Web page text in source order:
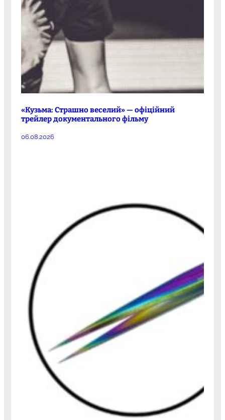
«Кузьма: Страшно веселий» — офіційний
трейлер документального фільму
06.08.2026